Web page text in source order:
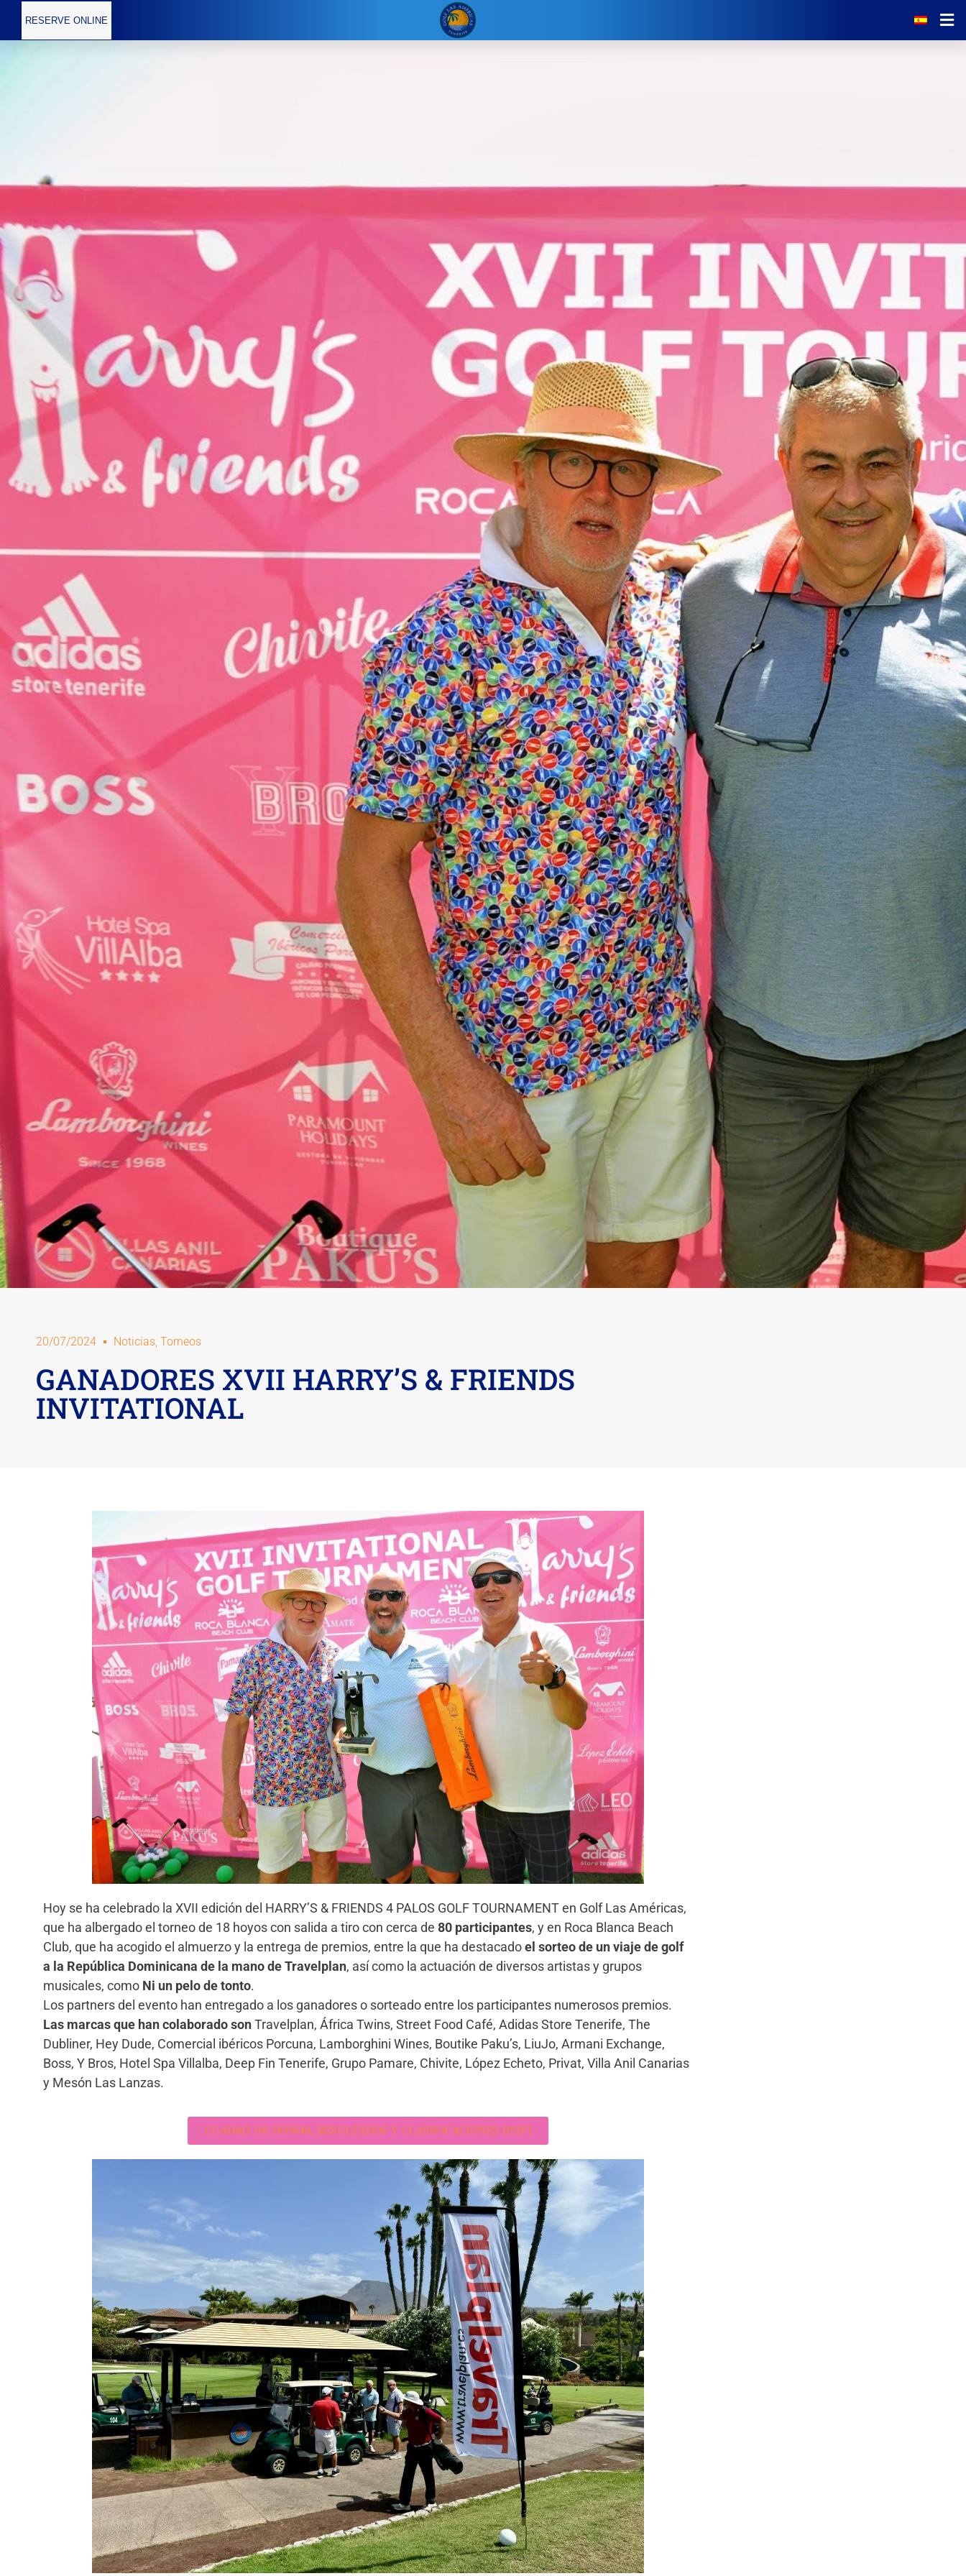
RESERVE ONLINE
Escuela de Golf
Restaurante
Calendario de Torneos
Galería
Contacto
Aviso Legal
20/07/2024 Noticias, Torneos
GANADORES XVII HARRY’S & FRIENDS
INVITATIONAL
Hoy se ha celebrado la XVII edición del HARRY’S & FRIENDS 4 PALOS GOLF TOURNAMENT en Golf Las Américas,
que ha albergado el torneo de 18 hoyos con salida a tiro con cerca de 80 participantes, y en Roca Blanca Beach
Club, que ha acogido el almuerzo y la entrega de premios, entre la que ha destacadoel sorteo de un viaje de golf
a la República Dominicana de la mano de Travelplan, así como la actuación de diversos artistas y grupos
musicales, como Ni un pelo de tonto.
Los partners del evento han entregado a los ganadores o sorteado entre los participantes numerosos premios.
Las marcas que han colaborado sonTravelplan, África Twins, Street Food Café, Adidas Store Tenerife, The
Dubliner, Hey Dude, Comercial ibéricos Porcuna, Lamborghini Wines, Boutike Paku’s, LiuJo, Armani Exchange,
Boss, Y Bros, Hotel Spa Villalba, Deep Fin Tenerife, Grupo Pamare, Chivite, López Echeto, Privat, Villa Anil Canarias
y Mesón Las Lanzas.
CUADRO DE HONOR, RESULTADOS Y CLASIFICACIONES [PDF]